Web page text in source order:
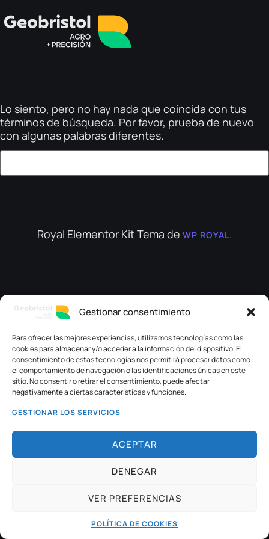
Gestionar consentimiento
Para ofrecer las mejores experiencias, utilizamos tecnologías como las
cookies para almacenar y/o acceder a la información del dispositivo. El
consentimiento de estas tecnologías nos permitirá procesar datos como
el comportamiento de navegación o las identificaciones únicas en este
sitio. No consentir o retirar el consentimiento, puede afectar
negativamente a ciertas características y funciones.
GESTIONAR LOS SERVICIOS
ACEPTAR
DENEGAR
VER PREFERENCIAS
POLÍTICA DE COOKIES
Lo siento, pero no hay nada que coincida con tus
términos de búsqueda. Por favor, prueba de nuevo
con algunas palabras diferentes.
Royal Elementor Kit Tema de WP ROYAL.